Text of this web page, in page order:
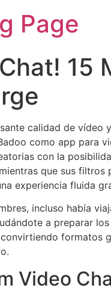
Page
15
calidad de
como app para
con la
que sus
experiencia fluida
incluso había
a preparar
formatos
Video